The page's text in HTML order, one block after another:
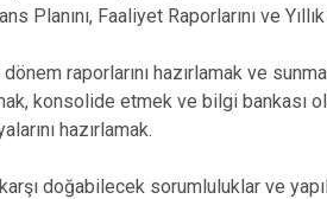
Faaliyet Raporlarını ve Yıllık
raporlarını hazırlamak ve
konsolide etmek ve bilgi bankası
hazırlamak.
doğabilecek sorumluluklar ve